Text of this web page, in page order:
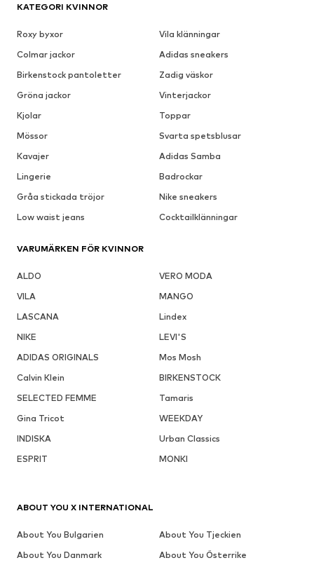
KATEGORI KVINNOR
Roxy byxor
Vila klänningar
Colmar jackor
Adidas sneakers
Birkenstock pantoletter
Zadig väskor
Gröna jackor
Vinterjackor
Kjolar
Toppar
Mössor
Svarta spetsblusar
Kavajer
Adidas Samba
Lingerie
Badrockar
Gråa stickada tröjor
Nike sneakers
Low waist jeans
Cocktailklänningar
VARUMÄRKEN FÖR KVINNOR
ALDO
VERO MODA
VILA
MANGO
LASCANA
Lindex
NIKE
LEVI'S
ADIDAS ORIGINALS
Mos Mosh
Calvin Klein
BIRKENSTOCK
SELECTED FEMME
Tamaris
Gina Tricot
WEEKDAY
INDISKA
Urban Classics
ESPRIT
MONKI
ABOUT YOU X INTERNATIONAL
About You Bulgarien
About You Tjeckien
About You Danmark
About You Österrike